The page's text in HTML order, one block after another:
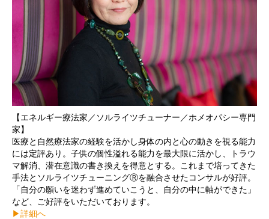
【エネルギー療法家／ソルライツチューナー／ホメオパシー専門
家】
医療と自然療法家の経験を活かし身体の内と心の動きを視る能力
には定評あり。子供の個性溢れる能力を最大限に活かし、トラウ
マ解消、潜在意識の書き換えを得意とする。これまで培ってきた
手法とソルライツチューニングⓇを融合させたコンサルが好評。
「自分の願いを迷わず進めていこうと、自分の中に軸ができた」
など、ご好評をいただいております。
▶︎詳細へ